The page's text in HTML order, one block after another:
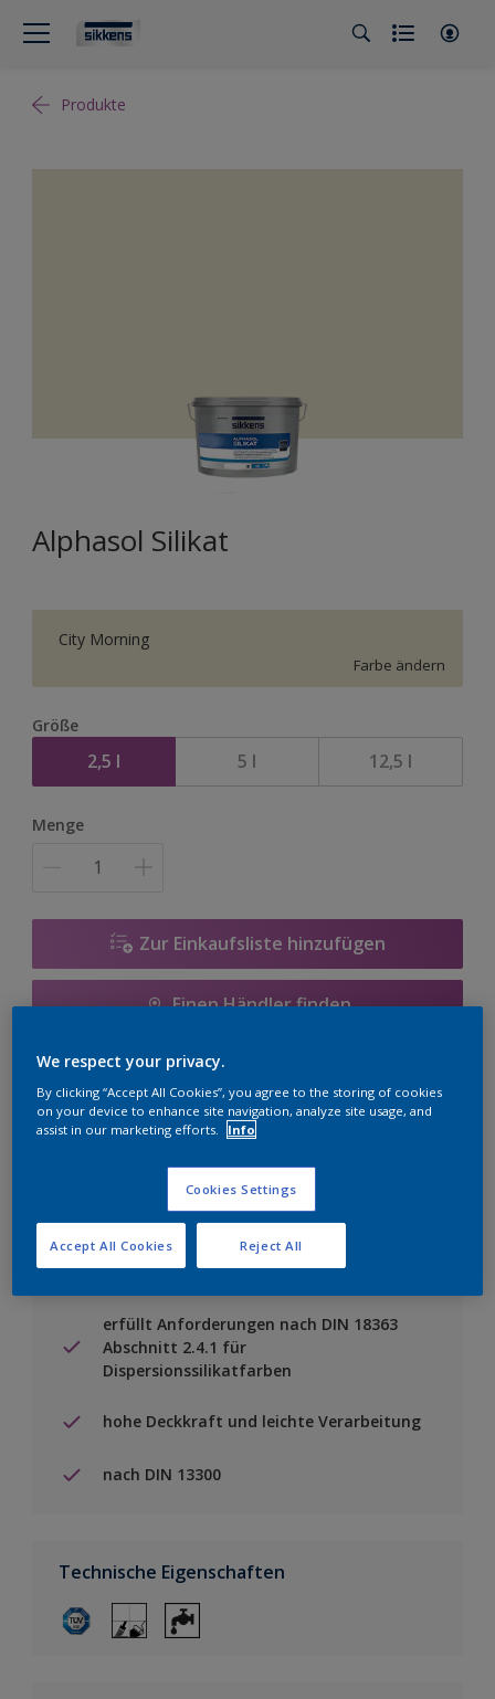
Produkte
Alphasol Silikat
City Morning
Farbe ändern
Größe
2,5 l 5 l 12,5 l
Menge
Zur Einkaufsliste hinzufügen
Einen Händler finden
Besondere Merkmale
hoch wasserdampfdurchlässig,
emissionsarm und lösemittelfrei
erfüllt Anforderungen nach DIN 18363
Abschnitt 2.4.1 für
Dispersionssilikatfarben
hohe Deckkraft und leichte Verarbeitung
nach DIN 13300
Technische Eigenschaften
We respect your privacy.
By clicking “Accept All Cookies”, you agree to the storing of cookies
on your device to enhance site navigation, analyze site usage, and
assist in our marketing efforts. Info
Cookies Settings
Reject All
Accept All Cookies